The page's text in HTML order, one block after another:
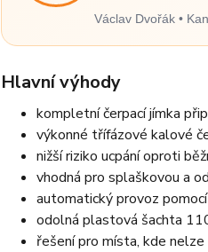
Václav Dvořák •
Hlavní výhody
kompletní čerpací jímka
výkonné třífázové kalové
nižší riziko ucpání oproti
vhodná pro splaškovou a
automatický provoz
odolná plastová šachta
řešení pro místa, kde